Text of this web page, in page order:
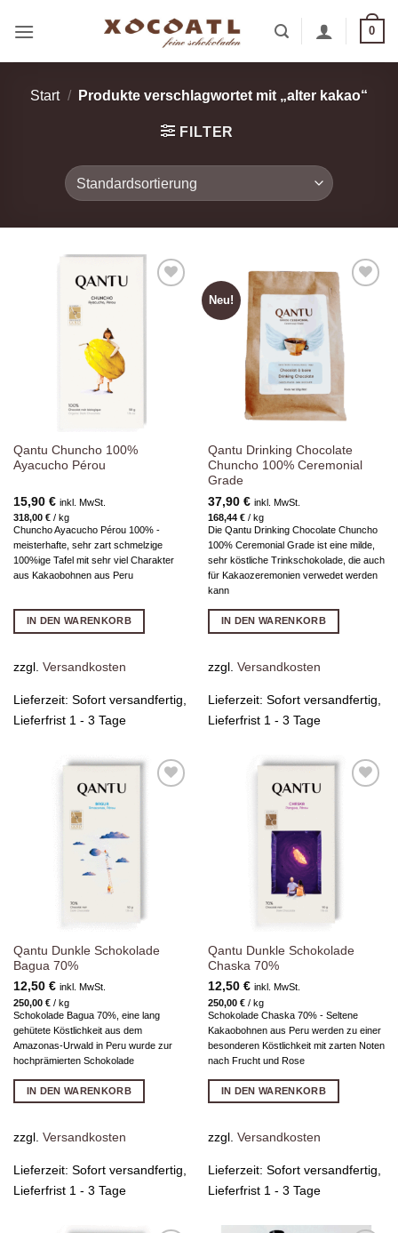
Inhalt
0
Start / Produkte verschlagwortet mit „alter kakao“
FILTER
Qantu Chuncho 100%
Ayacucho Pérou
15,90 € inkl. MwSt.
318,00 €/ kg
Chuncho Ayacucho Pérou 100% -
meisterhafte, sehr zart schmelzige
100%ige Tafel mit sehr viel Charakter
aus Kakaobohnen aus Peru
IN DEN WARENKORB
zzgl. Versandkosten
Lieferzeit: Sofort versandfertig,
Lieferfrist 1 - 3 Tage
Neu!
Wunschliste
hinzufügen
Qantu Drinking Chocolate
Chuncho 100% Ceremonial
Grade
37,90 € inkl. MwSt.
168,44 €/ kg
Die Qantu Drinking Chocolate Chuncho
100% Ceremonial Grade ist eine milde,
sehr köstliche Trinkschokolade, die auch
für Kakaozeremonien verwedet werden
kann
IN DEN WARENKORB
zzgl. Versandkosten
Lieferzeit: Sofort versandfertig,
Lieferfrist 1 - 3 Tage
Qantu Dunkle Schokolade
Bagua 70%
12,50 € inkl. MwSt.
250,00 €/ kg
Schokolade Bagua 70%, eine lang
gehütete Köstlichkeit aus dem
Amazonas-Urwald in Peru wurde zur
hochprämierten Schokolade
IN DEN WARENKORB
zzgl. Versandkosten
Lieferzeit: Sofort versandfertig,
Lieferfrist 1 - 3 Tage
Qantu Dunkle Schokolade
Chaska 70%
12,50 € inkl. MwSt.
250,00 €/ kg
Schokolade Chaska 70% - Seltene
Kakaobohnen aus Peru werden zu einer
besonderen Köstlichkeit mit zarten Noten
nach Frucht und Rose
IN DEN WARENKORB
zzgl. Versandkosten
Lieferzeit: Sofort versandfertig,
Lieferfrist 1 - 3 Tage